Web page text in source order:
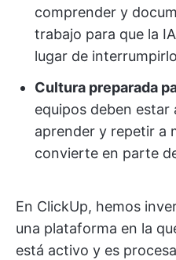
comprender y
trabajo para que la
lugar de
Cultura preparada
equipos deben
aprender y repetir a
convierte en parte
En ClickUp, hemos
una plataforma en la
está activo y es